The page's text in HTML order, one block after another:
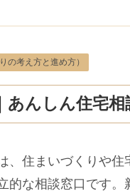
の考え方と進め方）
あんしん住宅相
、住まいづくりや
的な相談窓口です